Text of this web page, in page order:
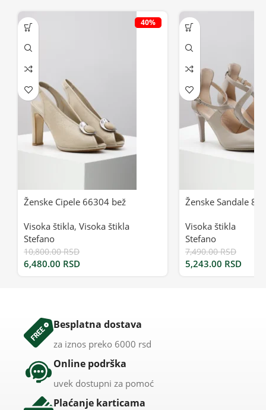
40%
Ženske Cipele 66304 bež
Visoka štikla, Visoka štikla
Stefano
10,800.00RSD
6,480.00 RSD
Ženske Sandale
Visoka štikla
Stefano
7,490.00RSD
5,243.00 RSD
Besplatna dostava
za iznos preko 6000 rsd
Online podrška
uvek dostupni za pomoć
Plaćanje karticama